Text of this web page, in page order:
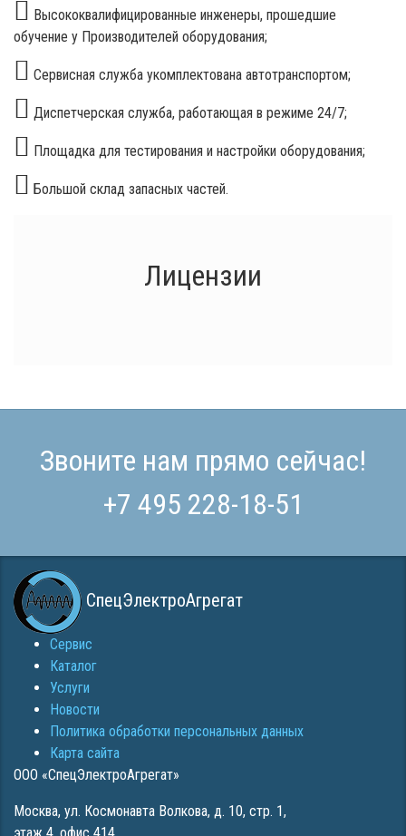
Высококвалифицированные инженеры, прошедшие
обучение у Производителей оборудования;
Сервисная служба укомплектована автотранспортом;
Диспетчерская служба, работающая в режиме 24/7;
Площадка для тестирования и настройки оборудования;
Большой склад запасных частей.
Лицензии
Звоните нам прямо сейчас!
+7 495 228-18-51
СпецЭлектроАгрегат
Сервис
Каталог
Услуги
Новости
Политика обработки персональных данных
Карта сайта
ООО «СпецЭлектроАгрегат»
Москва, ул. Космонавта Волкова, д. 10, стр. 1,